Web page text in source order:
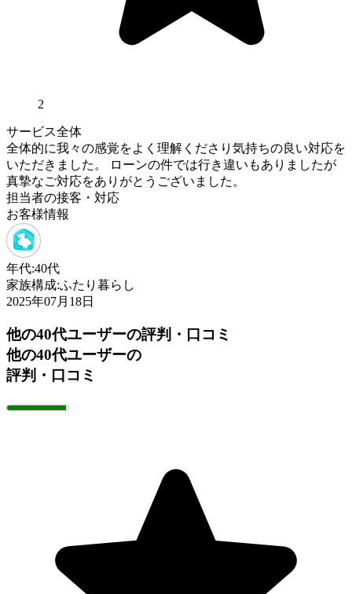
2
サービス全体
全体的に我々の感覚をよく理解くださり気持ちの良い対応を
いただきました。 ローンの件では行き違いもありましたが
真摯なご対応をありがとうございました。
担当者の接客・対応
お客様情報
年代:40代
家族構成:ふたり暮らし
2025年07月18日
他の40代ユーザーの評判・口コミ
他の40代ユーザーの
評判・口コミ